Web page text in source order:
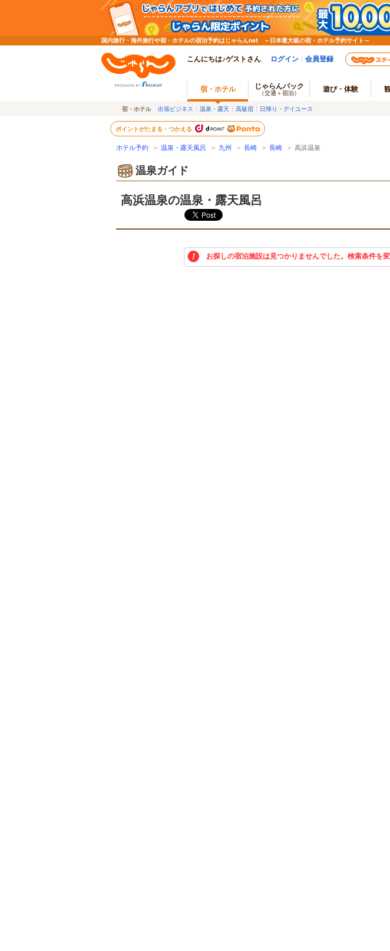
国内旅行・海外旅行や宿・ホテルの宿泊予約はじゃらんnet ～日本最大級の宿・ホテル予約サイト～
こんにちは♪ゲストさん ログイン 会員登録
宿・ホテル じゃらんパック
（交通＋宿泊） 遊び・体験
宿・ホテル 出張ビジネス 温泉・露天 高級宿 日帰り・デイユース
ポイントがたまる・つかえる
ホテル予約 > 温泉・露天風呂 > 九州 > 長崎 > 長崎 > 高浜温泉
温泉ガイド
高浜温泉の温泉・露天風呂
お探しの宿泊施設は見つかりませんでした。検索条件を